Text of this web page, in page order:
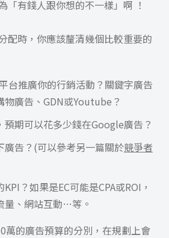
「有錢人跟你想的不一樣」啊 ！
配時，你應該釐清幾個比較重要的
台推廣你的行銷活動？關鍵字廣告
物廣告、GDN或Youtube？
預期可以花多少錢在Google廣告？
廣告？(可以參考另一篇關於競爭者
？如果是EC可能是CPA或ROI，
量、網站互動…等。
萬的廣告預算的分別，在規劃上會